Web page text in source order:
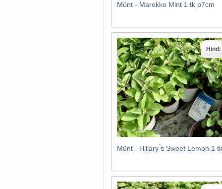
Münt - Marokko Mint 1 tk p7cm
Münt - Hillary ́s Sweet Lemon 1
Hind: